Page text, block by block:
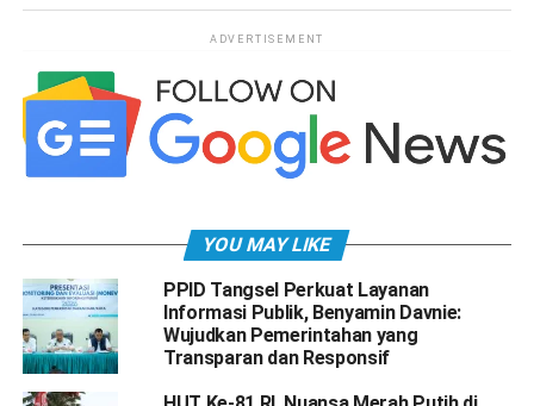
ADVERTISEMENT
YOU MAY LIKE
PPID Tangsel Perkuat Layanan
Informasi Publik, Benyamin Davnie:
Wujudkan Pemerintahan yang
Transparan dan Responsif